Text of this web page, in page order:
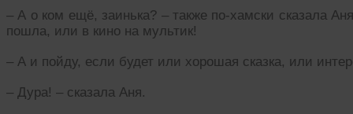
– А о ком ещё, заинька? – также по-хамски сказала
пошла, или в кино на мультик!
– А и пойду, если будет или хорошая сказка, или
– Дура! – сказала Аня.